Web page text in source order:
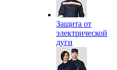
Защита от
электрической
дуги